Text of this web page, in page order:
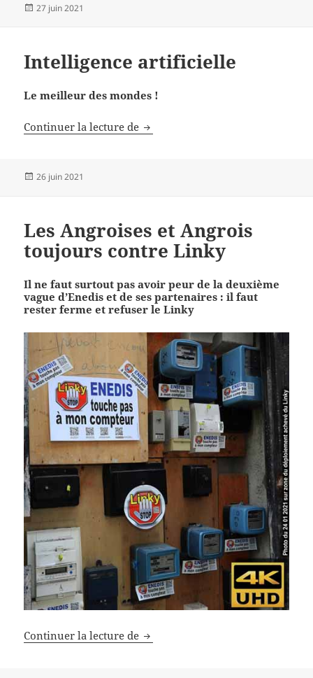
Publié
27 juin 2021
Intelligence artificielle
Le meilleur des mondes !
Continuer la lecture de Intelligence artificielle
Publié
26 juin 2021
Les Angroises et Angrois
toujours contre Linky
Il ne faut surtout pas avoir peur de la deuxième
vague d’Enedis et de ses partenaires : il faut
rester ferme et refuser le Linky
Continuer la lecture de Les Angroises et Angrois